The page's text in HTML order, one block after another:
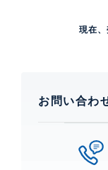
現在
お問い合わ